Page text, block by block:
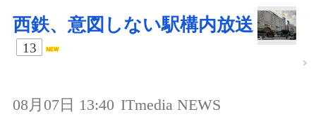
西鉄、意図しない駅構内放送
13
08月07日 13:40 ITmedia NEWS